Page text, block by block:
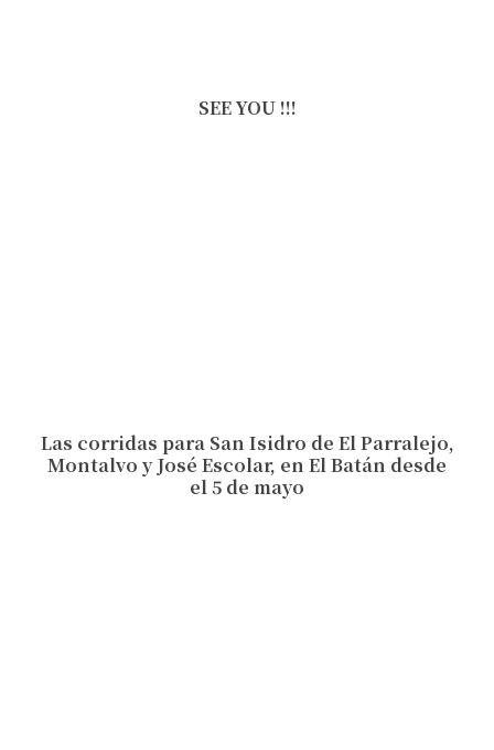
SEE YOU !!!
Las corridas para San Isidro de El Parralejo,
Montalvo y José Escolar, en El Batán desde
el 5 de mayo